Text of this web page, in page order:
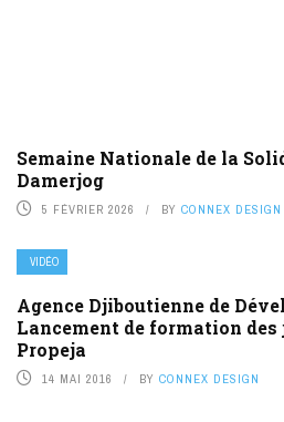
Semaine Nationale de la
Damerjog
5 FÉVRIER 2026 BY CONNEX DESIGN
VIDÉO
Agence Djiboutienne de
Lancement de formation des
Propeja
14 MAI 2016 BY CONNEX DESIGN